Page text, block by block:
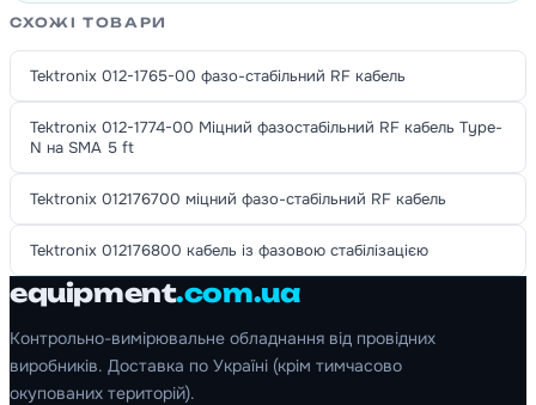
СХОЖІ ТОВАРИ
Tektronix 012-1765-00 фазо-стабільний RF кабель
Tektronix 012-1774-00 Міцний фазостабільний RF кабель Type-
N на SMA 5 ft
Tektronix 012176700 міцний фазо-стабільний RF кабель
Tektronix 012176800 кабель із фазовою стабілізацією
equipment.com.ua
Контрольно-вимірювальне обладнання від провідних
виробників. Доставка по Україні (крім тимчасово
окупованих територій).